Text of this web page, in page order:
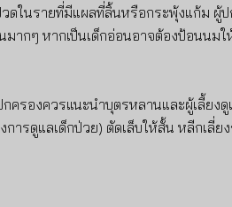
วดในรายที่มีแผลที่ลิ้นหรือกระพุ้งแก้ม ผู้ป
ากๆ หากเป็นเด็กอ่อนอาจต้องป้อนนม
ครองควรแนะนำบุตรหลานและผู้เลี้ยง
รดูแลเด็กป่วย) ตัดเล็บให้สั้น หลีกเลี่ย